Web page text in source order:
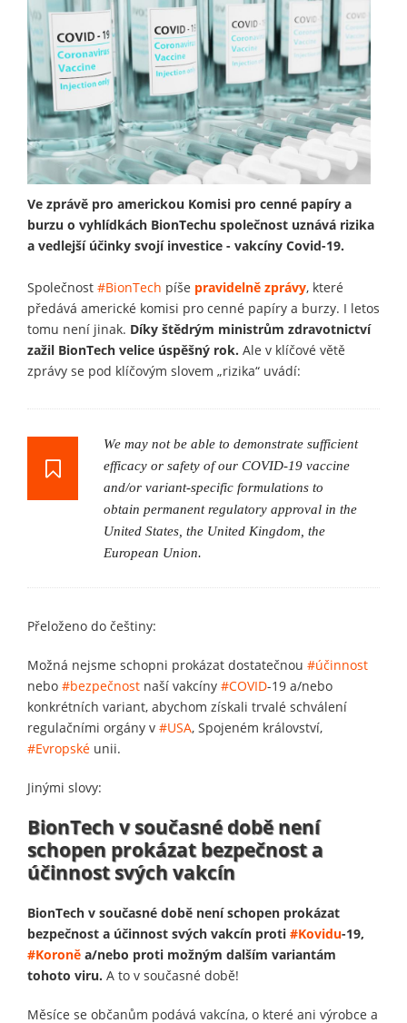
Ve zprávě pro americkou Komisi pro cenné papíry a
burzu o vyhlídkách BionTechu společnost uznává rizika
a vedlejší účinky svojí investice - vakcíny Covid-19.
Společnost #BionTech píše pravidelně zprávy, které
předává americké komisi pro cenné papíry a burzy. I letos
tomu není jinak. Díky štědrým ministrům zdravotnictví
zažil BionTech velice úspěšný rok. Ale v klíčové větě
zprávy se pod klíčovým slovem „rizika“ uvádí:
We may not be able to demonstrate sufficient
efficacy or safety of our COVID-19 vaccine
and/or variant-specific formulations to
obtain permanent regulatory approval in the
United States, the United Kingdom, the
European Union.
Přeloženo do češtiny:
Možná nejsme schopni prokázat dostatečnou #účinnost
nebo #bezpečnost naší vakcíny #COVID-19 a/nebo
konkrétních variant, abychom získali trvalé schválení
regulačními orgány v #USA, Spojeném království,
#Evropské unii.
Jinými slovy:
BionTech v současné době není
schopen prokázat bezpečnost a
účinnost svých vakcín
BionTech v současné době není schopen prokázat
bezpečnost a účinnost svých vakcín proti #Kovidu-19,
#Koroně a/nebo proti možným dalším variantám
tohoto viru. A to v současné době!
Měsíce se občanům podává vakcína, o které ani výrobce a